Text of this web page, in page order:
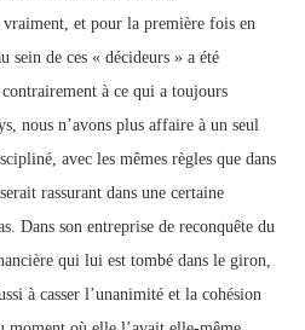
et pour la première fois en
sein de ces « décideurs » a été
à ce qui a toujours
nous n’avons plus affaire à un seul
avec les mêmes règles que dans
rassurant dans une certaine
Dans son entreprise de reconquête du
qui lui est tombé dans le giron,
à casser l’unanimité et la cohésion